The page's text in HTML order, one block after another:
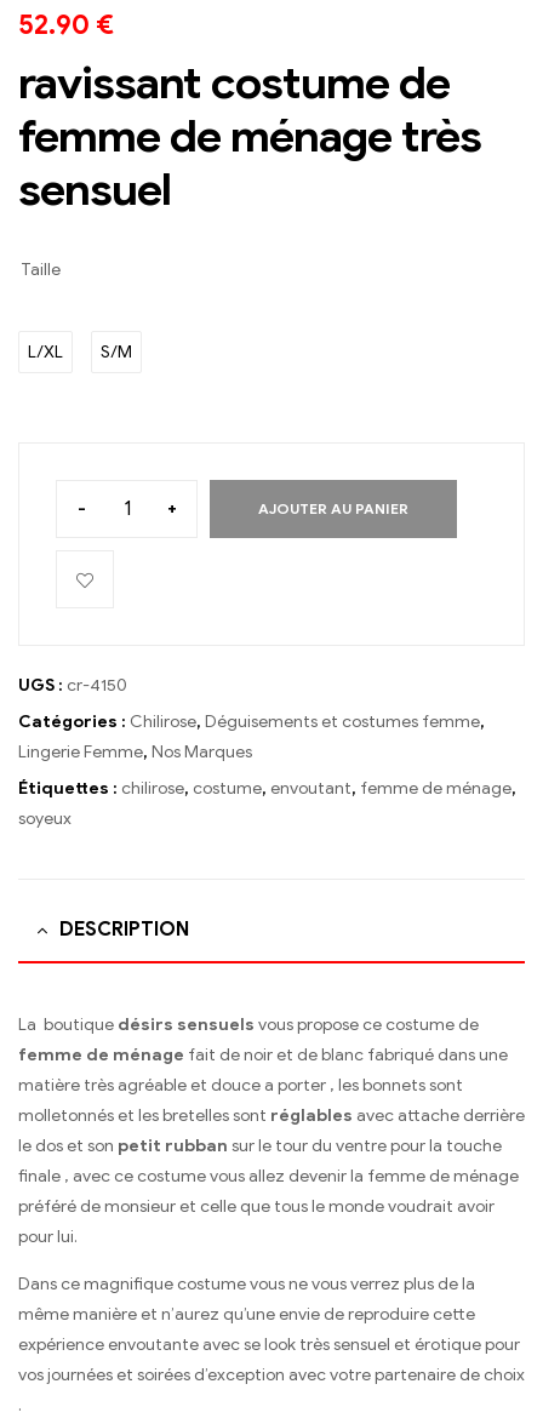
52.90 €
ravissant costume de
femme de ménage très
sensuel
Taille
L/XL S/M
- + AJOUTER AU PANIER
UGS : cr-4150
Catégories : Chilirose, Déguisements et costumes femme,
Lingerie Femme, Nos Marques
Étiquettes : chilirose, costume, envoutant, femme de ménage,
soyeux
DESCRIPTION
La boutique désirs sensuels vous propose ce costume de
femme de ménage fait de noir et de blanc fabriqué dans une
matière très agréable et douce a porter , les bonnets sont
molletonnés et les bretelles sont réglables avec attache derrière
le dos et son petit rubban sur le tour du ventre pour la touche
finale , avec ce costume vous allez devenir la femme de ménage
préféré de monsieur et celle que tous le monde voudrait avoir
pour lui.
Dans ce magnifique costume vous ne vous verrez plus de la
même manière et n’aurez qu’une envie de reproduire cette
expérience envoutante avec se look très sensuel et érotique pour
vos journées et soirées d’exception avec votre partenaire de choix
.